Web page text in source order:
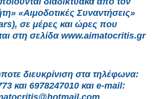
«Αιμοδοτικές Συναντήσεις»
σε μέρες και ώρες που
στη σελίδα www.aimatocritis.gr
διευκρίνιση στα τηλέφωνα:
και 6978247010 και e-mail: